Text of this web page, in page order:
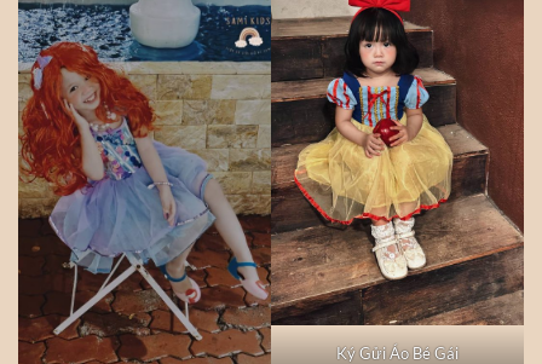
Ký Gửi Áo Bé Gái